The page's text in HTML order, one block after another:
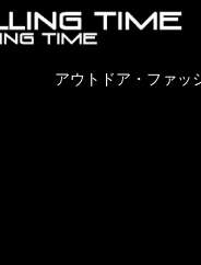
アウトドア・ファッ